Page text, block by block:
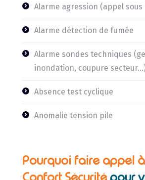
Alarme agression (appel
Alarme détection de fumée
Alarme sondes techniques
inondation, coupure
Absence test cyclique
Anomalie tension pile
Pourquoi faire appel